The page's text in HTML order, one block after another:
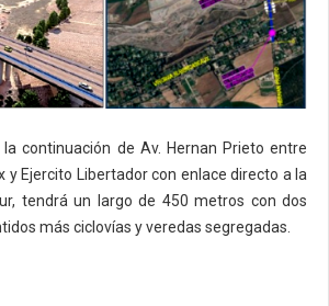
continuación de Av. Hernan Prieto entre
y Ejercito Libertador con enlace directo a la
tendrá un largo de 450 metros con dos
más ciclovías y veredas segregadas.